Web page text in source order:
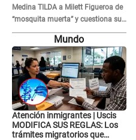
Medina TILDA a Milett Figueroa de
“mosquita muerta” y cuestiona su
RECONCILIACIÓN con Marcelo
Tinelli en TV argentina
Mundo
Atención inmigrantes | Uscis
MODIFICA SUS REGLAS: Los
trámites migratorios que